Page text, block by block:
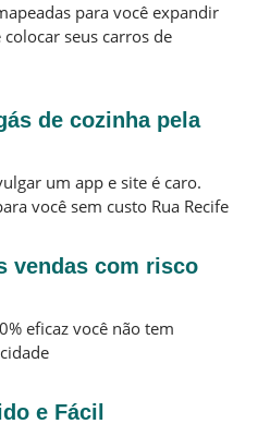
para você expandir
colocar seus carros de
de cozinha pela
um app e site é caro.
você sem custo Rua Recife
vendas com risco
eficaz você não tem
e Fácil